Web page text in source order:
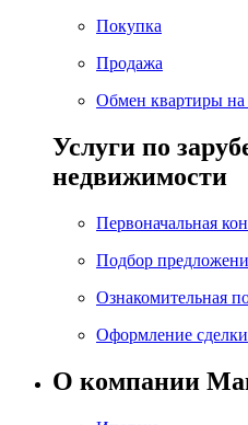
Покупка
Продажа
Обмен квартиры
Услуги по
недвижимости
Первоначальная
Подбор
Ознакомительная
Оформление сделки
О компании